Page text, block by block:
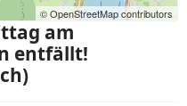
© OpenStreetMap contributors
am
entfällt!